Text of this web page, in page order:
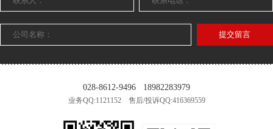
提交留言
028-8612-9496 18982283979
业务QQ:1121152 售后/投诉QQ:416369559